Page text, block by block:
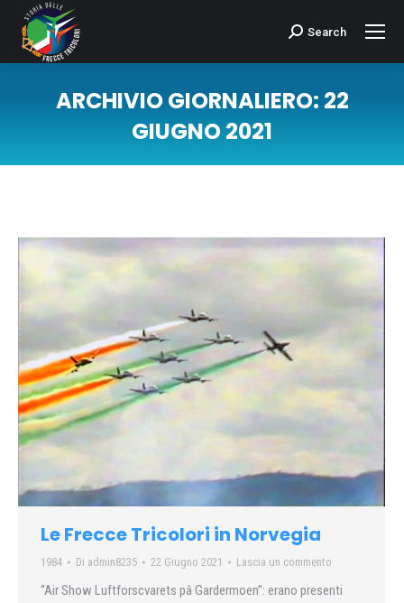
Cerca:Search
ARCHIVIO GIORNALIERO: 22
GIUGNO 2021
Le Frecce Tricolori in Norvegia
1984 Di admin8235 22 Giugno 2021 Lascia un commento
“Air Show Luftforscvarets pâ Gardermoen”: erano presenti